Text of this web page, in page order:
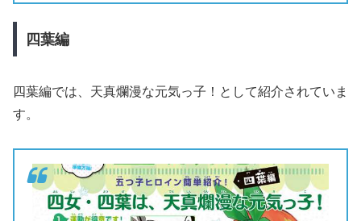
四葉編
四葉編では、天真爛漫な元気っ子！として紹介されていま
す。